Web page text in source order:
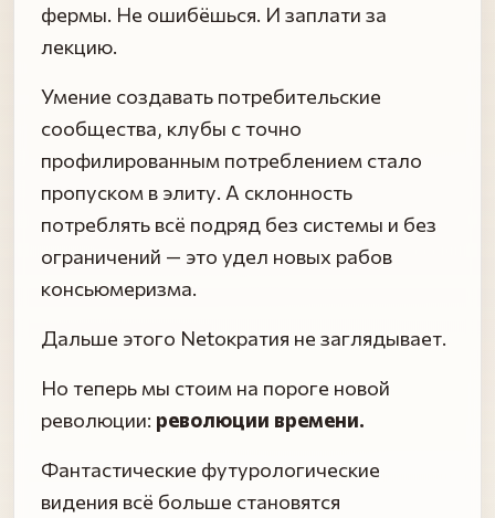
фермы. Не ошибёшься. И заплати за
лекцию.
Умение создавать потребительские
сообщества, клубы с точно
профилированным потреблением стало
пропуском в элиту. А склонность
потреблять всё подряд без системы и без
ограничений — это удел новых рабов
консьюмеризма.
Дальше этого Netократия не заглядывает.
Но теперь мы стоим на пороге новой
революции: революции времени.
Фантастические футурологические
видения всё больше становятся